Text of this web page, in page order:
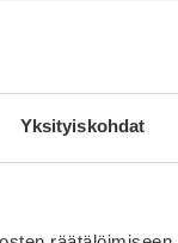
Yksityiskohdat
hoidettuna.
huolella: